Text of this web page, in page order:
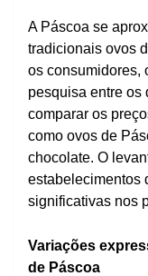
A Páscoa se
tradicionais ovos
os consumidores,
pesquisa entre os
comparar os
como ovos de
chocolate. O
estabelecimentos
significativas nos
Variações
de Páscoa